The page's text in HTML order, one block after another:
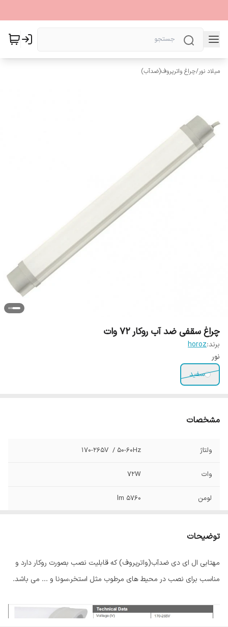
میلاد نور/چراغ واترپروف(ضدآب)
چراغ سقفی ضد آب روکار 72 وات
برند:horoz
نور
سفید
مشخصات
ولتاژ 170-265V / 50-60Hz
وات 72W
لومن 5760 lm
توضیحات
مهتابی ال ای دی ضدآب(واترپروف) که قابلیت نصب بصورت روکار دارد و
مناسب برای نصب در محیط های مرطوب مثل استخر،سونا و ... می باشد.